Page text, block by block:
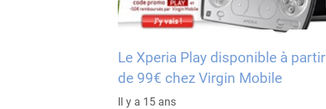
Le Xperia Play disponible à partir
de 99€ chez Virgin Mobile
Il y a 15 ans